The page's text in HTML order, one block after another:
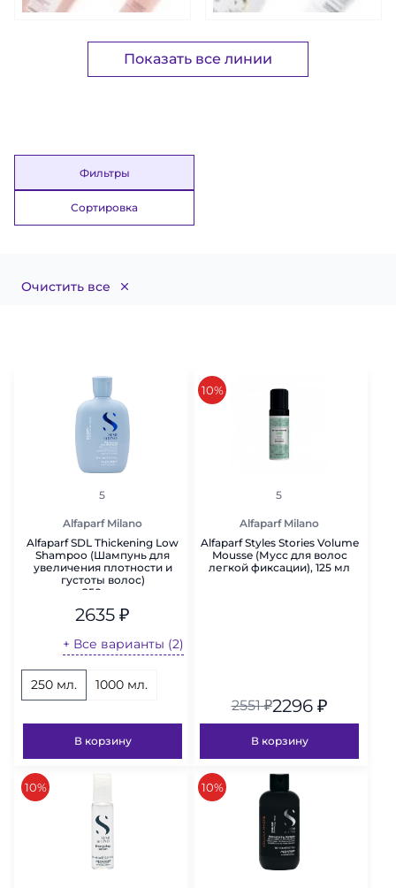
Показать все линии
Фильтры
Сортировка
Очистить все
рейтинг
5
Alfaparf Milano
Alfaparf SDL Thickening Low
Shampoo (Шампунь для
увеличения плотности и
густоты волос)
250 мл.
2635 ₽
+ Все варианты (2)
250 мл. 1000 мл.
В корзину
скидка
10%
рейтинг
5
Alfaparf Milano
Alfaparf Styles Stories Volume
Mousse (Мусс для волос
легкой фиксации), 125 мл
2551₽2296₽
В корзину
скидка
10% скидка
10%